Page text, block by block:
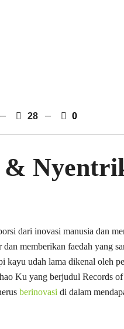
28 0
dari inovasi manusia dan
memberikan faedah yang
udah lama dikenal oleh
Ku yang berjudul Records
berinovasi di dalam